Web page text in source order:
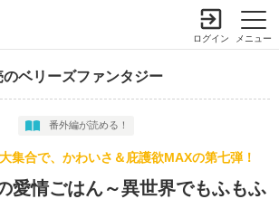
メニュー
ログイン
ベリーズファンタジー
番外編が読める！
集合で、かわいさ＆庇護欲MAXの第七弾！
愛情ごはん～異世界でもふもふ